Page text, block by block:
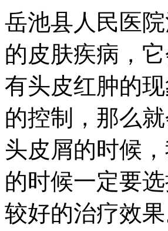
岳池县人民医
的皮肤疾病，
有头皮红肿的
的控制，那么
头皮屑的时候
的时候一定要
较好的治疗效